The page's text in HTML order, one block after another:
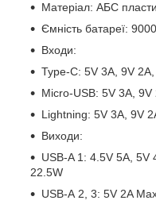
Матеріал: АБС
Ємність батареї:
Входи:
Type-C: 5V 3A, 9V
Micro-USB: 5V 3A,
Lightning: 5V 3A, 9V
Виходи:
USB-A 1: 4.5V 5A, 5V
22.5W
USB-А 2, 3: 5V 2A